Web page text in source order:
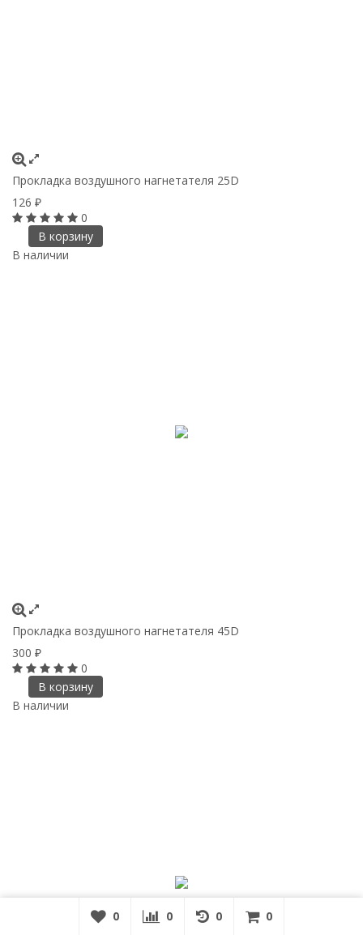
Прокладка воздушного нагнетателя 25D
126 ₽
0
В корзину
В наличии
Прокладка воздушного нагнетателя 45D
300 ₽
0
В корзину
В наличии
0 0 0 0